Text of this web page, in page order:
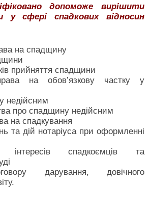
допоможе вирішити
у сфері спадкових відносин
на спадщину
прийняття спадщини
на обов’язкову частку у
недійсним
про спадщину недійсним
на спадкування
та дій нотаріуса при оформленні
інтересів спадкоємців та
дарування, довічного